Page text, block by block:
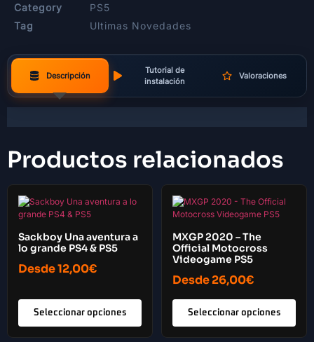
Category
PS5
Tag
Ultimas Novedades
Descripción
Tutorial de
instalación
Valoraciones
Productos relacionados
Sackboy Una aventura a
lo grande PS4 & PS5
Desde12,00€
Seleccionar opciones
MXGP 2020 – The
Official Motocross
Videogame PS5
Desde26,00€
Seleccionar opciones